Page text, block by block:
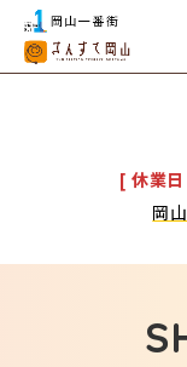
[ 休業
岡